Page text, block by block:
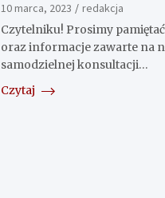
10 marca, 2023
redakcja
Czytelniku! Prosimy
oraz informacje zawarte na
samodzielnej konsultacji…
Czytaj